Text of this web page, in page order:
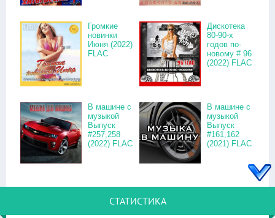
Громкие
новинки
Июня (2022)
FLAC
Дискотека
80-90-х
годов по-
новому # 96
(2022) FLAC
В машине с
музыкой
Выпуск
#257,258
(2022) FLAC
В машине с
музыкой
Выпуск
#161,162
(2021) FLAC
СТАТИСТИКА